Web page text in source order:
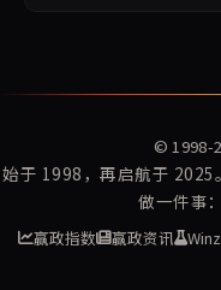
© 1998-
始于 1998，再启航于 2025
做一件事
赢政指数 赢政资讯